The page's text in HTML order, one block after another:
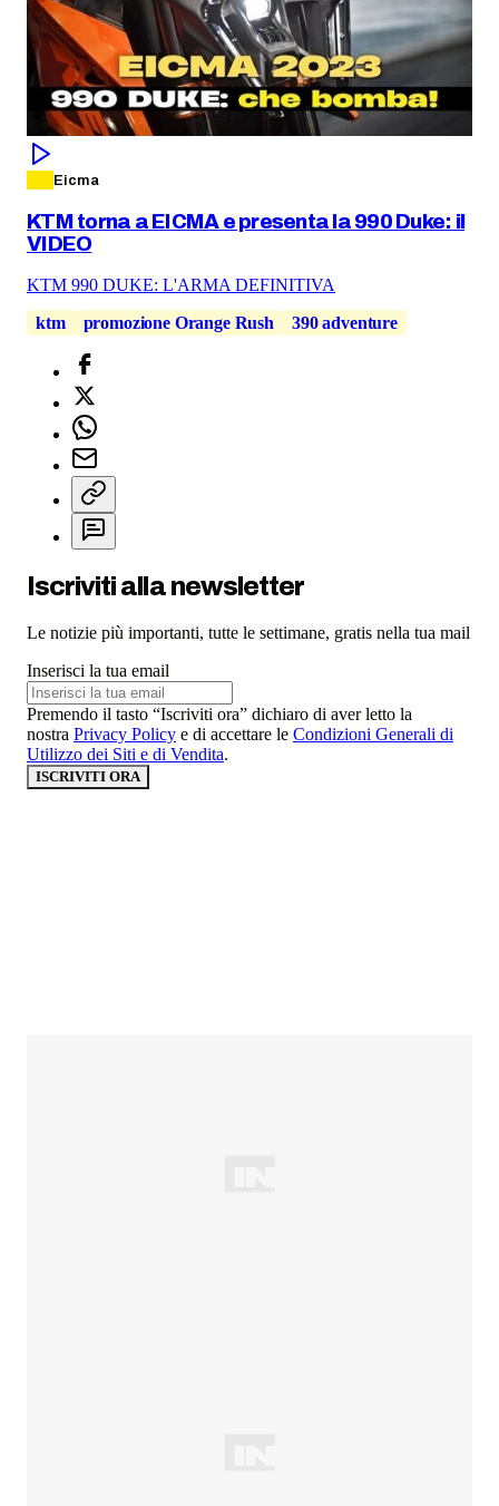
Eicma
KTM torna a EICMA e presenta la 990 Duke: il
VIDEO
KTM 990 DUKE: L'ARMA DEFINITIVA
ktm
promozione Orange Rush 390 adventure
Iscriviti alla newsletter
Le notizie più importanti, tutte le settimane, gratis nella tua mail
Inserisci la tua email
Premendo il tasto “Iscriviti ora” dichiaro di aver letto la
nostra Privacy Policy e di accettare le Condizioni Generali di
Utilizzo dei Siti e di Vendita.
ISCRIVITI ORA